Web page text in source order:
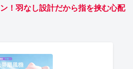
！羽なし設計だから指を挟む心配